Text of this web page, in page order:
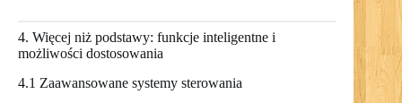
4. Więcej niż podstawy: funkcje inteligentne i
możliwości dostosowania
4.1 Zaawansowane systemy sterowania